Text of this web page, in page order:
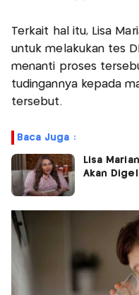
Terkait hal itu, Lisa
untuk melakukan tes
menanti proses
tudingannya kepada
tersebut.
Baca Juga :
Lisa
Akan